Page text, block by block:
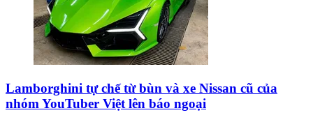
Lamborghini tự chế từ bùn và xe Nissan cũ của
nhóm YouTuber Việt lên báo ngoại